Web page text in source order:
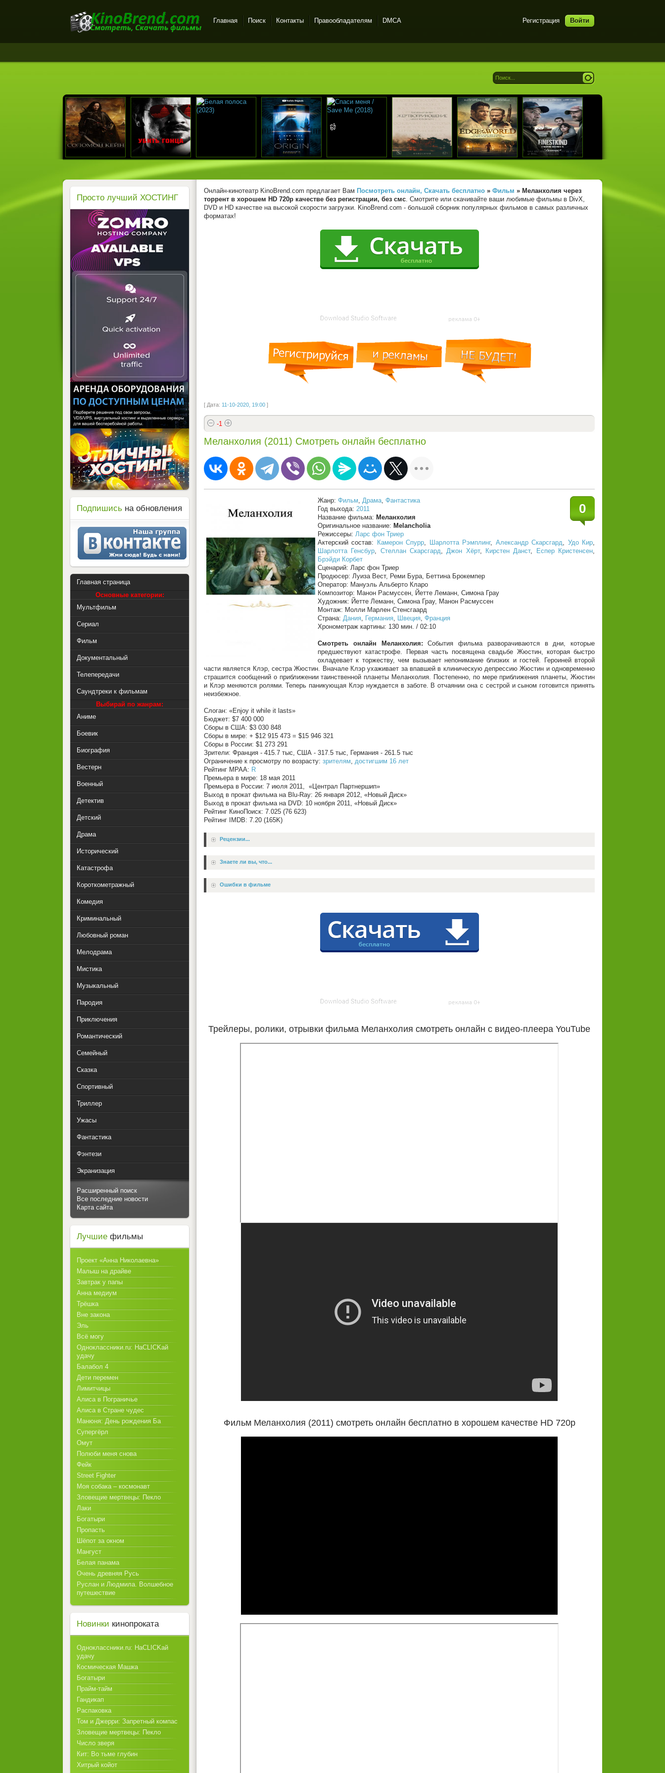
бесплатный просмотр
Регистрация Войти
Главная Поиск Контакты Правообладателям DMCA
Онлайн-кинотеатр KinoBrend.com предлагает Вам Посмотреть онлайн, Скачать бесплатно » Фильм » Меланхолия через
торрент в хорошем HD 720p качестве без регистрации, без смс. Смотрите или скачивайте ваши любимые фильмы в DivX,
DVD и HD качестве на высокой скорости загрузки. KinoBrend.com - большой сборник популярных фильмов в самых различных
форматах!
[ Дата: 11-10-2020, 19:00 ]
-1
Меланхолия (2011) Смотреть онлайн бесплатно
0
Жанр: Фильм, Драма, Фантастика
Год выхода: 2011
Название фильма: Меланхолия
Оригинальное название: Melancholia
Режиссеры: Ларс фон Триер
Актерский состав:
Камерон Спурр, Шарлотта Рэмплинг, Александр Скарсгард, Удо Кир,
Шарлотта Генсбур, Стеллан Скарсгард,Джон Хёрт, Кирстен Данст, Еспер Кристенсен,
Брэйди Корбет
Сценарий: Ларс фон Триер
Продюсер: Луиза Вест, Реми Бура, Беттина Брокемпер
Оператор: Мануэль Альберто Кларо
Композитор: Манон Расмуссен, Йетте Леманн, Симона Грау
Художник: Йетте Леманн, Симона Грау, Манон Расмуссен
Монтаж: Молли Марлен Стенсгаард
Страна: Дания, Германия, Швеция, Франция
Хронометраж картины: 130 мин. / 02:10
Смотреть онлайн Меланхолия: События фильма разворачиваются в дни, которые
предшествуют катастрофе. Первая часть посвящена свадьбе Жюстин, которая быстро
охладевает к торжеству, чем вызывает непонимание близких и гостей. Героиней второй
части является Клэр, сестра Жюстин. Вначале Клэр ухаживает за впавшей в клиническую депрессию Жюстин и одновременно
страшится сообщений о приближении таинственной планеты Меланхолия. Постепенно, по мере приближения планеты, Жюстин
и Клэр меняются ролями. Теперь паникующая Клэр нуждается в заботе. В отчаянии она с сестрой и сыном готовится принять
неизбежное.
Слоган: «Enjoy it while it lasts»
Бюджет: $7 400 000
Сборы в США: $3 030 848
Сборы в мире: + $12 915 473 = $15 946 321
Сборы в России: $1 273 291
Зрители: Франция - 415.7 тыс, США - 317.5 тыс, Германия - 261.5 тыс
Ограничение к просмотру по возрасту: зрителям, достигшим 16 лет
Рейтинг MPAA: R
Премьера в мире: 18 мая 2011
Премьера в России: 7 июля 2011, «Централ Партнершип»
Выход в прокат фильма на Blu-Ray: 26 января 2012, «Новый Диск»
Выход в прокат фильма на DVD: 10 ноября 2011, «Новый Диск»
Рейтинг КиноПоиск: 7.025 (76 623)
Рейтинг IMDB: 7.20 (165K)
Рецензии...
Знаете ли вы, что...
Ошибки в фильме
Трейлеры, ролики, отрывки фильма Меланхолия смотреть онлайн с видео-плеера YouTube
Фильм Меланхолия (2011) смотреть онлайн бесплатно в хорошем качестве HD 720p
Просто лучший ХОСТИНГ
Подпишись на обновления
Главная страница
Основные категории:
Мультфильм
Сериал
Фильм
Документальный
Телепередачи
Саундтреки к фильмам
Выбирай по жанрам:
Аниме
Боевик
Биография
Вестерн
Военный
Детектив
Детский
Драма
Исторический
Катастрофа
Короткометражный
Комедия
Криминальный
Любовный роман
Мелодрама
Мистика
Музыкальный
Пародия
Приключения
Романтический
Семейный
Сказка
Спортивный
Триллер
Ужасы
Фантастика
Фэнтези
Экранизация
Расширенный поиск
Все последние новости
Карта сайта
Лучшие фильмы
Проект «Анна Николаевна»
Малыш на драйве
Завтрак у папы
Анна медиум
Трёшка
Вне закона
Эль
Всё могу
Одноклассники.ru: НаCLICKай
удачу
Балабол 4
Дети перемен
Лимитчицы
Алиса в Пограничье
Алиса в Стране чудес
Манюня: День рождения Ба
Супергёрл
Омут
Полюби меня снова
Фейк
Street Fighter
Моя собака – космонавт
Зловещие мертвецы: Пекло
Лаки
Богатыри
Пропасть
Шёпот за окном
Мангуст
Белая панама
Очень древняя Русь
Руслан и Людмила. Волшебное
путешествие
Новинки кинопроката
Одноклассники.ru: НаCLICKай
удачу
Космическая Машка
Богатыри
Прайм-тайм
Гандикап
Распаковка
Том и Джерри: Запретный компас
Зловещие мертвецы: Пекло
Число зверя
Кит: Во тьме глубин
Хитрый койот